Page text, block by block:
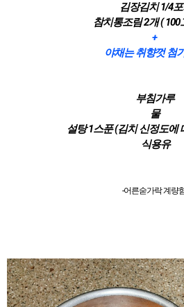
김장김치 1/4
참치통조림 2개 ( 100
+
야채는 취향껏 첨
부침가루
물
설탕 1스푼 (김치 신정도에
식용유
-어른숟가락 계량